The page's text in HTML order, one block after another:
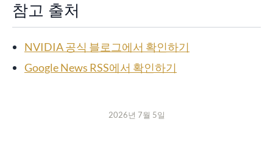
참고 출처
NVIDIA 공식 블로그에서 확인하기
Google News RSS에서 확인하기
2026년 7월 5일